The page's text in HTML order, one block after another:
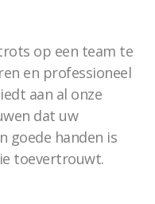
op een team te
en professioneel
aan al onze
dat uw
goede handen is
toevertrouwt.